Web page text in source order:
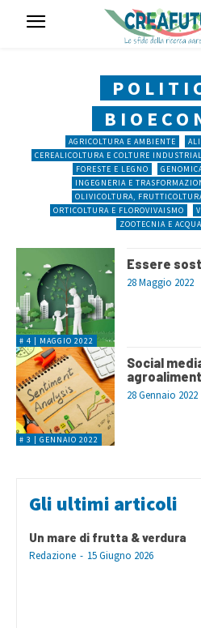
AGRICOLTURA E AMBIENTE
CEREALICOLTURA E COLTURE
FORESTE E LEGNO
INGEGNERIA E
OLIVICOLTURA,
ORTICOLTURA E FLOROVIVAISMO
ZOOTECNIA E
# 4 | MAGGIO 2022
Essere
28 Maggio 2022
# 3 | GENNAIO 2022
Social
28 Gennaio 2022
Gli ultimi articoli
Un mare di frutta & verdura
Redazione - 15 Giugno 2026